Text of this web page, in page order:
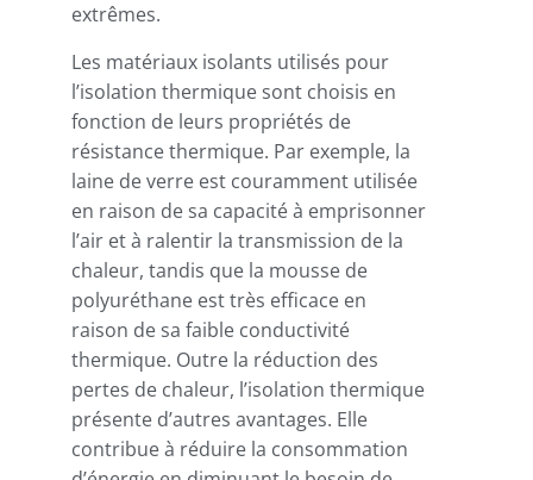
extrêmes.
Les matériaux isolants utilisés pour
l’isolation thermique sont choisis en
fonction de leurs propriétés de
résistance thermique. Par exemple, la
laine de verre est couramment utilisée
en raison de sa capacité à emprisonner
l’air et à ralentir la transmission de la
chaleur, tandis que la mousse de
polyuréthane est très efficace en
raison de sa faible conductivité
thermique. Outre la réduction des
pertes de chaleur, l’isolation thermique
présente d’autres avantages. Elle
contribue à réduire la consommation